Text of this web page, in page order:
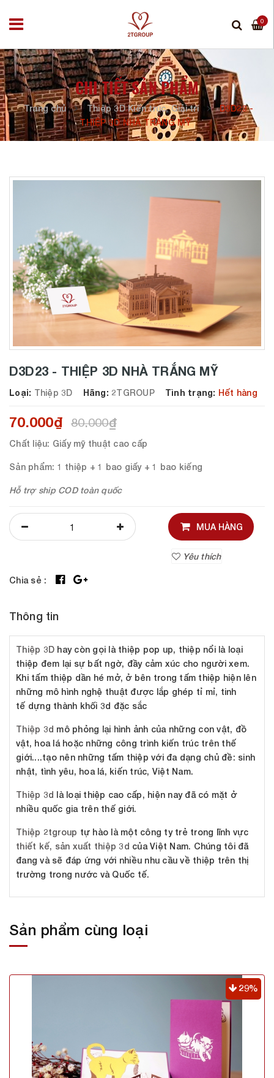
0
CHI TIẾT SẢN PHẨM
Trang chủ Thiệp 3D Kiến trúc, Giải trí
D3D23 -
THIỆP 3D NHÀ TRẮNG MỸ
D3D23 - THIỆP 3D NHÀ TRẮNG MỸ
Loại: Thiệp 3D Hãng: 2TGROUPTình trạng: Hết hàng
70.000₫ 80.000₫
Chất liệu: Giấy mỹ thuật cao cấp
Sản phẩm: 1 thiệp + 1 bao giấy + 1 bao kiếng
Hỗ trợ ship COD toàn quốc
MUA HÀNG
Yêu thích
Chia sẻ :
Thông tin
Thiệp 3D hay còn gọi là thiệp pop up, thiệp nổi là loại
thiệp đem lại sự bất ngờ, đầy cảm xúc cho người xem.
Khi tấm thiệp dần hé mở, ở bên trong tấm thiệp hiện lên
những mô hình nghệ thuật được lắp ghép tỉ mỉ, tinh
tế dựng thành khối 3d đặc sắc
Thiệp 3d mô phỏng lại hình ảnh của những con vật, đồ
vật, hoa lá hoặc những công trình kiến trúc trên thế
giới....tạo nên những tấm thiệp với đa dạng chủ đề: sinh
nhật, tình yêu, hoa lá, kiến trúc, Việt Nam.
Thiệp 3d là loại thiệp cao cấp, hiện nay đã có mặt ở
nhiều quốc gia trên thế giới.
Thiệp 2tgroup tự hào là một công ty trẻ trong lĩnh vực
thiết kế, sản xuất thiệp 3d của Việt Nam. Chúng tôi đã
đang và sẽ đáp ứng với nhiều nhu cầu về thiệp trên thị
trường trong nước và Quốc tế.
Sản phẩm cùng loại
29%